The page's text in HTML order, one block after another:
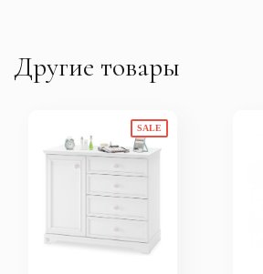
Другие товары
SALE